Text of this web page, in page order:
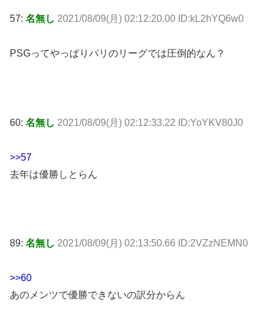
57: 名無し 2021/08/09(月) 02:12:20.00 ID:kL2hYQ6w0
PSGってやっぱりパリのリーグでは圧倒的なん？
60: 名無し 2021/08/09(月) 02:12:33.22 ID:YoYKV80J0
>>57
去年は優勝しとらん
89: 名無し 2021/08/09(月) 02:13:50.66 ID:2VZzNEMN0
>>60
あのメンツで優勝できないの訳分からん